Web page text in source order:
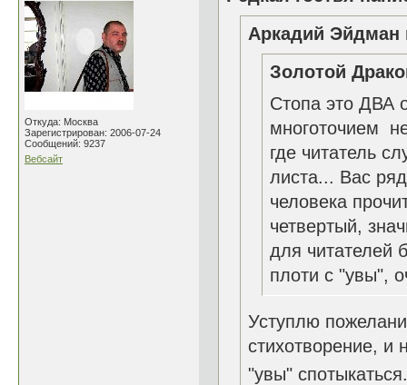
Откуда: Москва
Зарегистрирован: 2006-07-24
Сообщений: 9237
Вебсайт
Аркадий Эйдман
Золотой
Стопа это ДВА
многоточием
где читатель
листа... Вас
человека
четвертый,
для читателей
плоти с "увы",
Уступлю
стихотворение, и
"увы"